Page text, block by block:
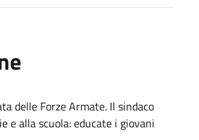
delle Forze Armate. Il sindaco
e alla scuola: educate i giovani